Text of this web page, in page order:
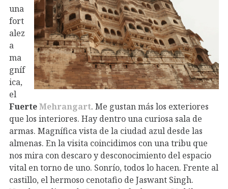
una
fort
alez
a
ma
gníf
ica,
el
FuerteMehrangart. Me gustan más los exteriores
que los interiores. Hay dentro una curiosa sala de
armas. Magnífica vista de la ciudad azul desde las
almenas. En la visita coincidimos con una tribu que
nos mira con descaro y desconocimiento del espacio
vital en torno de uno. Sonrío, todos lo hacen. Frente al
castillo, el hermoso cenotafio de Jaswant Singh.